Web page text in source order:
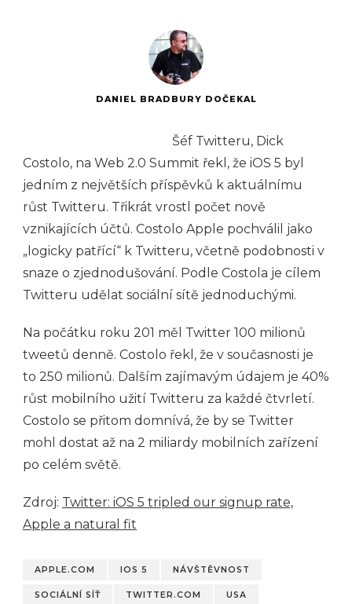
DANIEL BRADBURY DOČEKAL
Šéf Twitteru, Dick
Costolo, na Web 2.0 Summit řekl, že iOS 5 byl
jedním z největších příspěvků k aktuálnímu
růst Twitteru. Třikrát vrostl počet nově
vznikajících účtů. Costolo Apple pochválil jako
„logicky patřící“ k Twitteru, včetně podobnosti v
snaze o zjednodušování. Podle Costola je cílem
Twitteru udělat sociální sítě jednoduchými.
Na počátku roku 201 měl Twitter 100 milionů
tweetů denně. Costolo řekl, že v současnosti je
to 250 milionů. Dalším zajímavým údajem je 40%
růst mobilního užití Twitteru za každé čtvrletí.
Costolo se přitom domnívá, že by se Twitter
mohl dostat až na 2 miliardy mobilních zařízení
po celém světě.
Zdroj: Twitter: iOS 5 tripled our signup rate,
Apple a natural fit
APPLE.COM IOS 5 NÁVŠTĚVNOST
SOCIÁLNÍ SÍŤ TWITTER.COM USA